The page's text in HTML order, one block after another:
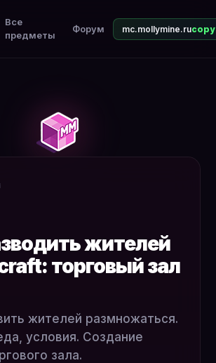
Все
предметы
Форум mc.mollymine.ru
жителей
торговый зал
жителей размножаться.
условия. Создание
зала.